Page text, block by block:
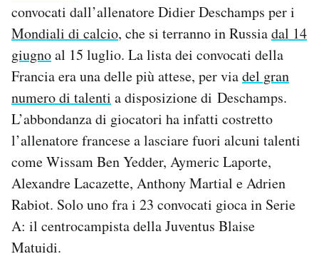
AREA PERSONALE
Area Personale
Newsletter
Hai bisogno di aiuto?
Esci
convocati dall’allenatore Didier Deschamps per i
Mondiali di calcio, che si terranno in Russiadal 14
giugnoal 15 luglio. La lista dei convocati della
Francia era una delle più attese, per viadel gran
numero di talenti a disposizione di Deschamps.
L’abbondanza di giocatori ha infatti costretto
l’allenatore francese a lasciare fuori alcuni talenti
come Wissam Ben Yedder, Aymeric Laporte,
Alexandre Lacazette, Anthony Martial e Adrien
Rabiot. Solo uno fra i 23 convocati gioca in Serie
A: il centrocampista della Juventus Blaise
Matuidi.